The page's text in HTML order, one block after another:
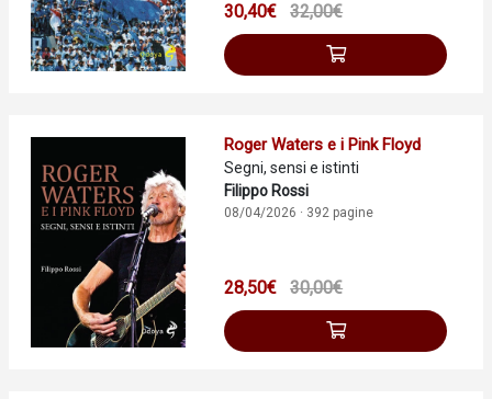
30,40€ 32,00€
Roger Waters e i Pink Floyd
Segni, sensi e istinti
Filippo Rossi
08/04/2026 · 392 pagine
28,50€ 30,00€